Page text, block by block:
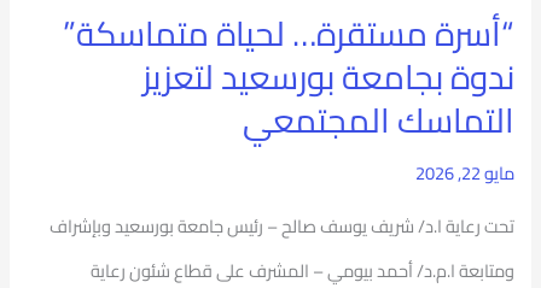
“أسرة مستقرة… لحياة متماسكة”
ندوة بجامعة بورسعيد لتعزيز
التماسك المجتمعي
مايو 22, 2026
تحت رعاية ا.د/ شريف يوسف صالح – رئيس جامعة بورسعيد وبإشراف
ومتابعة ا.م.د/ أحمد بيومي – المشرف على قطاع شئون رعاية